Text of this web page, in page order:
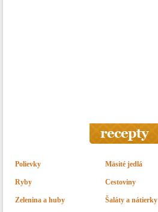
Polievky Mäsité jedlá
Ryby Cestoviny
Zelenina a huby Šaláty a nátierky